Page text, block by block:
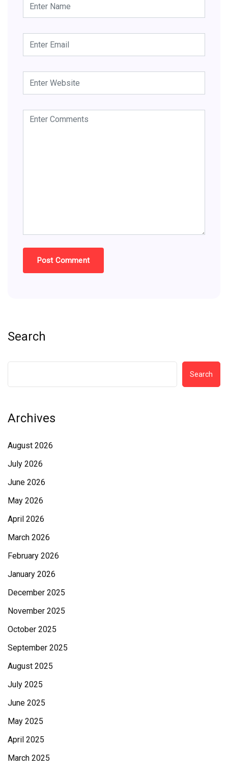
Search
Search
Archives
August 2026
July 2026
June 2026
May 2026
April 2026
March 2026
February 2026
January 2026
December 2025
November 2025
October 2025
September 2025
August 2025
July 2025
June 2025
May 2025
April 2025
March 2025